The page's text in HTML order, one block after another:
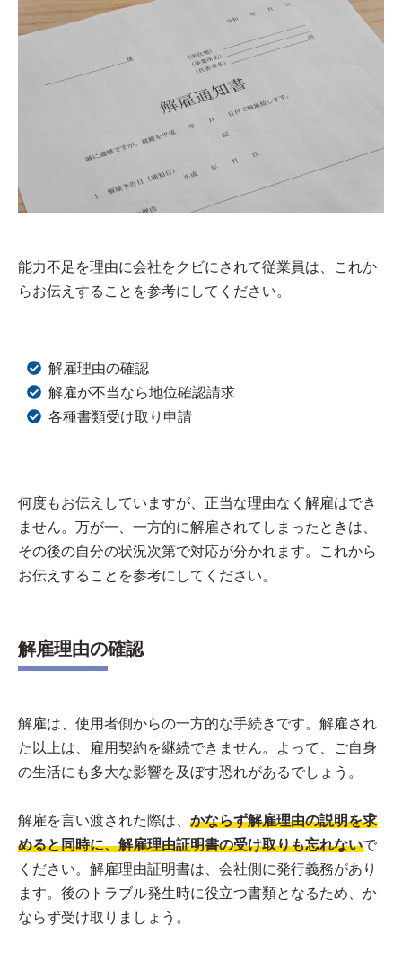
能力不足を理由に会社をクビにされて従業員は、これか
らお伝えすることを参考にしてください。
解雇理由の確認
解雇が不当なら地位確認請求
各種書類受け取り申請
何度もお伝えしていますが、正当な理由なく解雇はでき
ません。万が一、一方的に解雇されてしまったときは、
その後の自分の状況次第で対応が分かれます。これから
お伝えすることを参考にしてください。
解雇理由の確認
解雇は、使用者側からの一方的な手続きです。解雇され
た以上は、雇用契約を継続できません。よって、ご自身
の生活にも多大な影響を及ぼす恐れがあるでしょう。
解雇を言い渡された際は、 かならず解雇理由の説明を求
めると同時に、解雇理由証明書の受け取りも忘れないで
ください。解雇理由証明書は、会社側に発行義務があり
ます。後のトラブル発生時に役立つ書類となるため、か
ならず受け取りましょう。